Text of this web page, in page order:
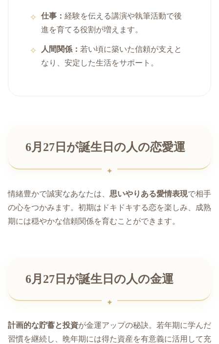
仕事：経験を伝える講演や執筆活動で後
進を育てる役割が増えます。
人間関係：若い頃に築いた信頼が支えと
なり、安定した生活をサポート。
6月27日が誕生日の人の恋愛運
情緒豊かで誠実なあなたは、 思いやりある愛情表現で相手
の心をつかみます。初期はドキドキする恋を楽しみ、成熟
期には穏やかな信頼関係を育むことができます。
6月27日が誕生日の人の金運
計画的な貯蓄と投資が金運アップの秘訣。若年期に学んだ
習慣を継続し、晩年期には得た資産を有意義に活用して充